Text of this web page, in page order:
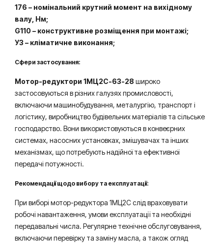
176 – номінальний крутний момент на вихідному
валу, Нм;
G110 – конструктивне розміщення при монтажі;
У3 – кліматичне виконання;
Сфери застосування:
Мотор-редуктори 1МЦ2С-63-28 широко
застосовуються в різних галузях промисловості,
включаючи машинобудування, металургію, транспорт і
логістику, виробництво будівельних матеріалів та сільське
господарство. Вони використовуються в конвеєрних
системах, насосних установках, змішувачах та інших
механізмах, що потребують надійної та ефективної
передачі потужності.
Рекомендації щодо вибору та експлуатації:
При виборі мотор-редуктора 1МЦ2С слід враховувати
робочі навантаження, умови експлуатації та необхідні
передавальні числа. Регулярне технічне обслуговування,
включаючи перевірку та заміну масла, а також огляд